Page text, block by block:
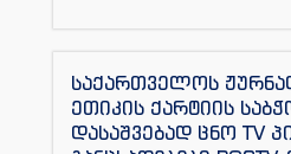
საქართველოს
ეთიკის ქარტიის
დასაშვებად ცნო TV